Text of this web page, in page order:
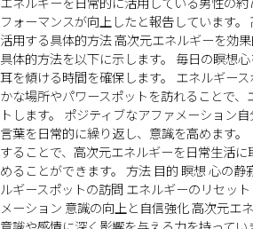
フォーマンスが向上したと報告しています
活用する具体的方法 高次元エネルギーを効
具体的方法を以下に示します。 毎日の瞑想
耳を傾ける時間を確保します。 エネルギー
かな場所やパワースポットを訪れることで、
トします。 ポジティブなアファメーション
言葉を日常的に繰り返し、意識を高めます
することで、高次元エネルギーを日常生活
めることができます。 方法 目的 瞑想 心の静
ルギースポットの訪問 エネルギーのリセッ
メーション 意識の向上と自信強化 高次元エ